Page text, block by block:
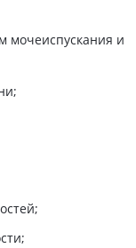
мочеиспускания и